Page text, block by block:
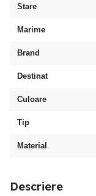
Stare
Marime
Brand
Destinat
Culoare
Tip
Material
Descriere